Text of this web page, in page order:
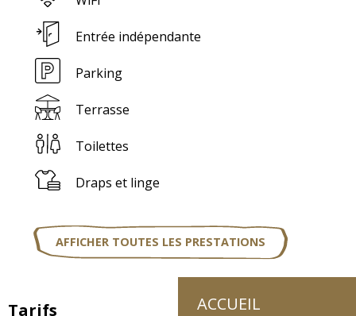
ACCUEIL
Entrée indépendante
Parking
Terrasse
Toilettes
Draps et linge
AFFICHER TOUTES LES PRESTATIONS
Tarifs